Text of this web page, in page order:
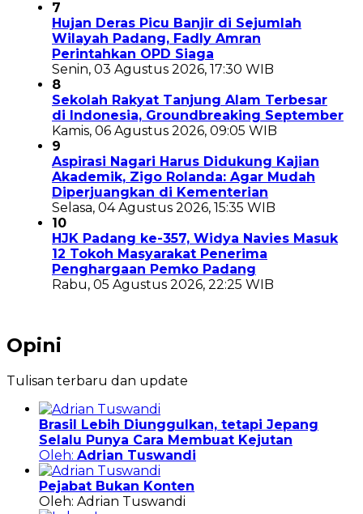
7
Hujan Deras Picu Banjir di Sejumlah
Wilayah Padang, Fadly Amran
Perintahkan OPD Siaga
Senin, 03 Agustus 2026, 17:30 WIB
8
Sekolah Rakyat Tanjung Alam Terbesar
di Indonesia, Groundbreaking September
Kamis, 06 Agustus 2026, 09:05 WIB
9
Aspirasi Nagari Harus Didukung Kajian
Akademik, Zigo Rolanda: Agar Mudah
Diperjuangkan di Kementerian
Selasa, 04 Agustus 2026, 15:35 WIB
10
HJK Padang ke-357, Widya Navies Masuk
12 Tokoh Masyarakat Penerima
Penghargaan Pemko Padang
Rabu, 05 Agustus 2026, 22:25 WIB
Opini
Tulisan terbaru dan update
Brasil Lebih Diunggulkan, tetapi Jepang
Selalu Punya Cara Membuat Kejutan
Oleh: Adrian Tuswandi
Pejabat Bukan Konten
Oleh: Adrian Tuswandi